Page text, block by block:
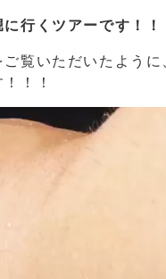
行くツアーです！！
覧いただいたように
！！